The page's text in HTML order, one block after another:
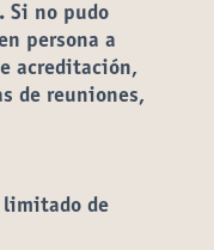
Si no pudo
persona a
acreditación,
de reuniones,
limitado de